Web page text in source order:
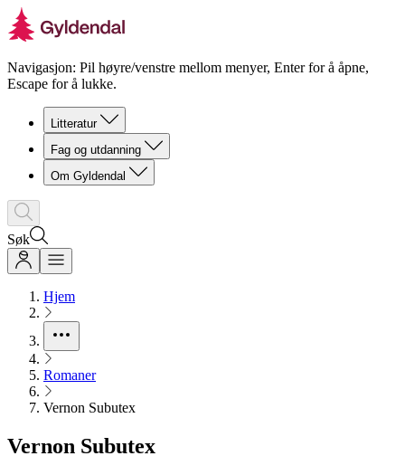
Navigasjon: Pil høyre/venstre mellom menyer, Enter for å åpne,
Escape for å lukke.
Litteratur
Fag og utdanning
Om Gyldendal
Søk
Hjem
Romaner
Vernon Subutex
Vernon Subutex